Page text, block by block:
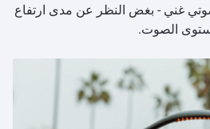
غني - بغض النظر عن مدى ارتفاع
الصوت.